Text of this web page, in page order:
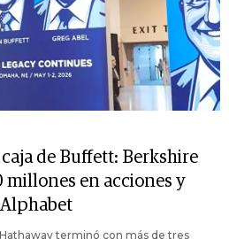
de Buffett: Berkshire
en acciones y
terminó con más de tres